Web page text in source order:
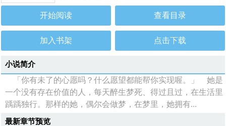
开始阅读 查看目录
加入书架 点击下载
小说简介
「你有未了的心愿吗？什么愿望都能帮你实现喔。」 她是
一个没有存在价值的人，每天醉生梦死、得过且过，在生活里
踽踽独行。那样的她，偶尔会做梦，在梦里，她拥有...
最新章节预览